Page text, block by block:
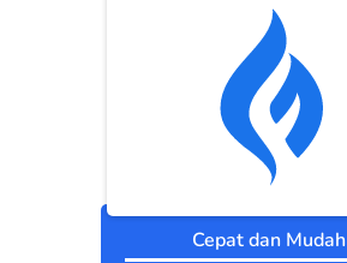
Cepat dan Mudah